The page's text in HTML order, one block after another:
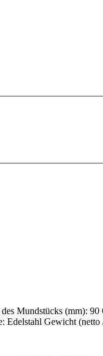
Mundstücks (mm):
Edelstahl Gewicht